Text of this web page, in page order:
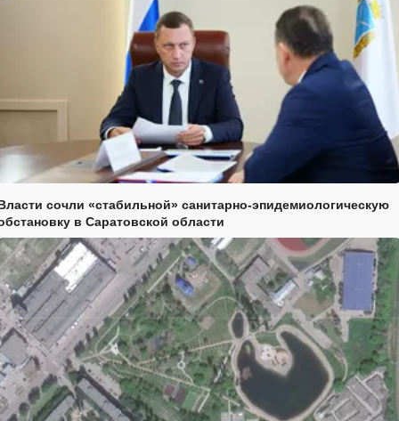
сочли «стабильной» санитарно-эпидемиологическую
в Саратовской области